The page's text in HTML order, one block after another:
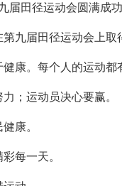
届田径运动会圆满成功
九届田径运动会上取
康。每个人的运动都
；运动员决心要赢。
康。
每一天。